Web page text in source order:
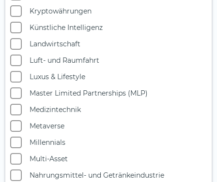
Kryptowährungen
Künstliche Intelligenz
Landwirtschaft
Luft- und Raumfahrt
Luxus & Lifestyle
Master Limited Partnerships (MLP)
Medizintechnik
Metaverse
Millennials
Multi-Asset
Nahrungsmittel- und Getränkeindustrie